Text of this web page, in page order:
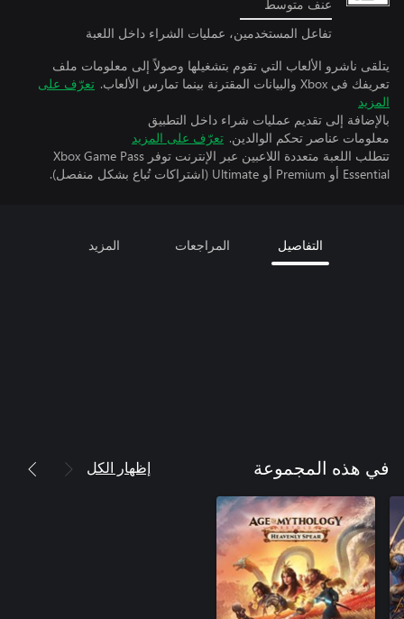
عنف متوسط
تفاعل المستخدمين، عمليات الشراء داخل اللعبة
يتلقى ناشرو الألعاب التي تقوم بتشغيلها وصولاً إلى معلومات ملف
تعريفك في Xbox والبيانات المقترنة بينما تمارس الألعاب.
تعرّف على
المزيد
بالإضافة إلى تقديم عمليات شراء داخل التطبيق
معلومات عناصر تحكم الوالدين. تعرّف على المزيد
تتطلب اللعبة متعددة اللاعبين عبر الإنترنت توفر Xbox Game Pass
Essential أو Premium أو Ultimate (اشتراكات تُباع بشكل منفصل).
التفاصيل المراجعات المزيد
في هذه المجموعة إظهار الكل